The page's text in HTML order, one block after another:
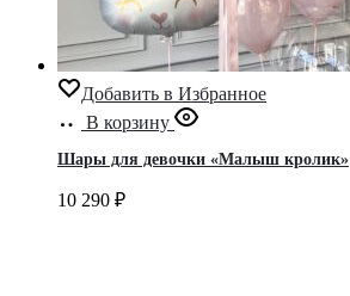
Добавить в Избранное
В корзину
Шары для девочки «Малыш кролик»
10 290 ₽